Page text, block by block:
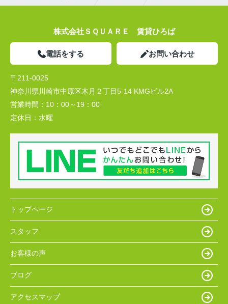
株式会社ＳＱＵＡＲＥ 賃貸ひろば
電話をする お問い合わせ
〒211-0025
神奈川県川崎市中原区木月２丁目5-14 KMGビル2A
営業時間： 10：00～19：00
定休日： 水曜
トップページ
スタッフ
お客様の声
ブログ
アクセスマップ